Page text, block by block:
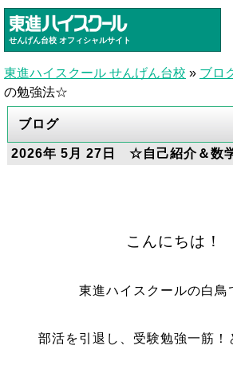
せんげん台校 オフィシャルサイト
東進ハイスクール せんげん台校 » ブロ
の勉強法☆
ブログ
2026年 5月 27日 ☆自己紹介＆数
こんにちは！
東進ハイスクールの白鳥
部活を引退し、受験勉強一筋！